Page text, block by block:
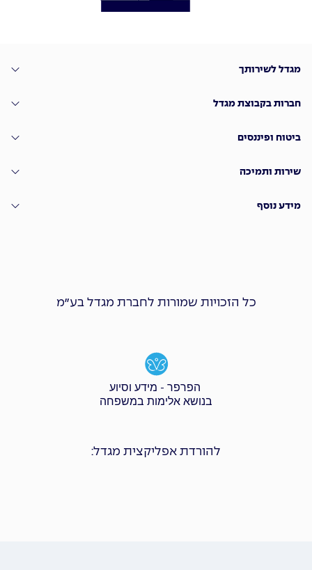
מגדל לשירותך
חברות בקבוצת מגדל
ביטוח ופיננסים
שירות ותמיכה
מידע נוסף
כל הזכויות שמורות לחברת מגדל בע״מ
הפרפר - מידע וסיוע
בנושא אלימות במשפחה
להורדת אפליקצית מגדל: